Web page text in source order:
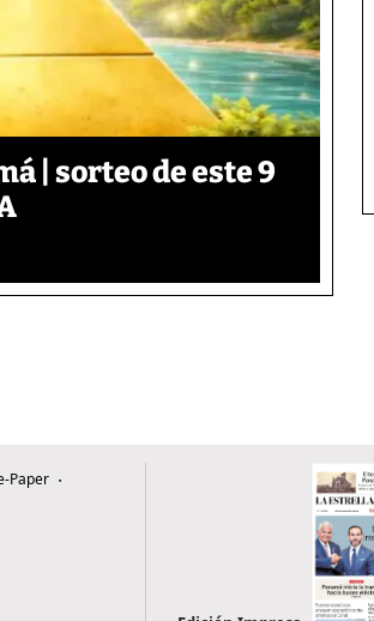
| sorteo de este 9
Paper